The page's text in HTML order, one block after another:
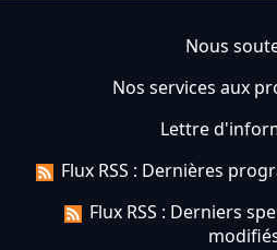
Nous
Nos services aux
Lettre
Flux RSS : Dernières
Flux RSS : Derniers